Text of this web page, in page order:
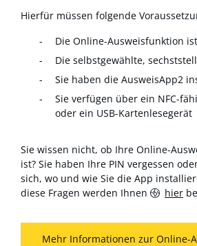
Hierfür müssen folgende
Die Online-Ausweisfunktion
Die selbstgewählte,
Sie haben die AusweisApp2
Sie verfügen über ein NFC-
oder ein USB-Kartenlesegerät
Sie wissen nicht, ob Ihre Online-
ist? Sie haben Ihre PIN vergessen
sich, wo und wie Sie die App
diese Fragen werden Ihnen
hier
Mehr Informationen zur Online-